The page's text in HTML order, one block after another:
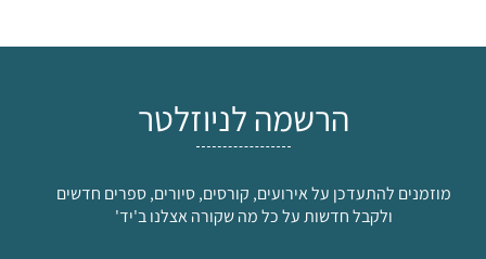
הרשמה לניוזלטר
מוזמנים להתעדכן על אירועים, קורסים, סיורים, ספרים חדשים
ולקבל חדשות על כל מה שקורה אצלנו ב'יד'